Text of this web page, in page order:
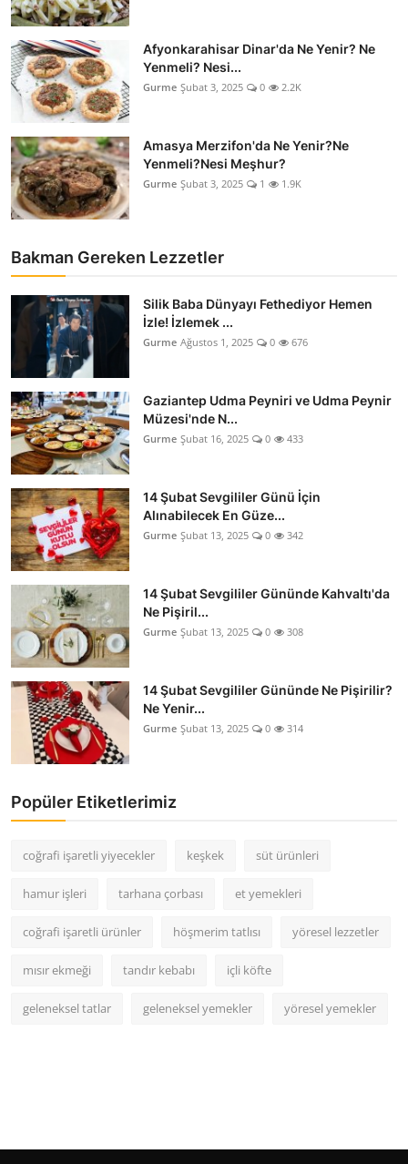
Afyonkarahisar Dinar'da Ne Yenir? Ne
Yenmeli? Nesi...
Gurme Şubat 3, 2025 0 2.2K
Amasya Merzifon'da Ne Yenir?Ne
Yenmeli?Nesi Meşhur?
Gurme Şubat 3, 2025 1 1.9K
Bakman Gereken Lezzetler
Silik Baba Dünyayı Fethediyor Hemen
İzle! İzlemek ...
Gurme Ağustos 1, 2025 0 676
Gaziantep Udma Peyniri ve Udma Peynir
Müzesi'nde N...
Gurme Şubat 16, 2025 0 433
14 Şubat Sevgililer Günü İçin
Alınabilecek En Güze...
Gurme Şubat 13, 2025 0 342
14 Şubat Sevgililer Gününde Kahvaltı'da
Ne Pişiril...
Gurme Şubat 13, 2025 0 308
14 Şubat Sevgililer Gününde Ne Pişirilir?
Ne Yenir...
Gurme Şubat 13, 2025 0 314
Popüler Etiketlerimiz
coğrafi işaretli yiyecekler keşkek süt ürünleri
hamur işleri tarhana çorbası et yemekleri
coğrafi işaretli ürünler höşmerim tatlısı yöresel lezzetler
mısır ekmeği tandır kebabı içli köfte
geleneksel tatlar geleneksel yemekler yöresel yemekler